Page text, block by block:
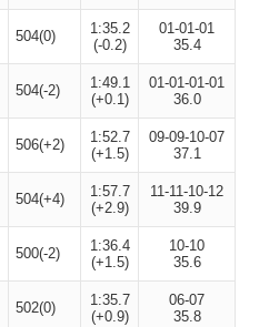
504(0)
1:35.2
(-0.2)
01-01-01
35.4
504(-2)
1:49.1
(+0.1)
01-01-01-01
36.0
506(+2)
1:52.7
(+1.5)
09-09-10-07
37.1
504(+4)
1:57.7
(+2.9)
11-11-10-12
39.9
500(-2)
1:36.4
(+1.5)
10-10
35.6
502(0)
1:35.7
(+0.9)
06-07
35.8